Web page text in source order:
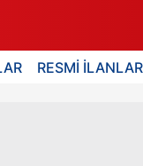
RESMİ İLANLAR